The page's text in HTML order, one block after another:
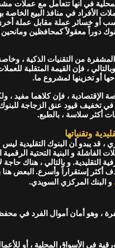
المحلية في أنها تتعامل مع
الأفراد في منافذ البيع الخاصة
أو خسائر عملة مقابل عملة
دوراً معقولاً كمحافظين ومانحين
من التقنيات الذكية ،
، فإن القيمة المتقلبة
أو تخزينها لمشروع ما.
الإقتصادية ، فإن كلاهما مفيد ،
في تخفيف قيود عنق الزجاجة
أكثر سلاسة ، بالطبع.
وتقنياتها
، قد يبدو أن البنوك التقليدية
الفاشلة و البنية التحتية
التقليدية. و بالتالي ، هناك حاجة
دف أكثر إستقراراً وأسرع. البعض
و البنك المركزي السويدي.
، وهو أمان أموال الفرد في
في الأسواق المحلية ، أو